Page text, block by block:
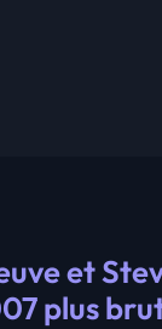
et
plus